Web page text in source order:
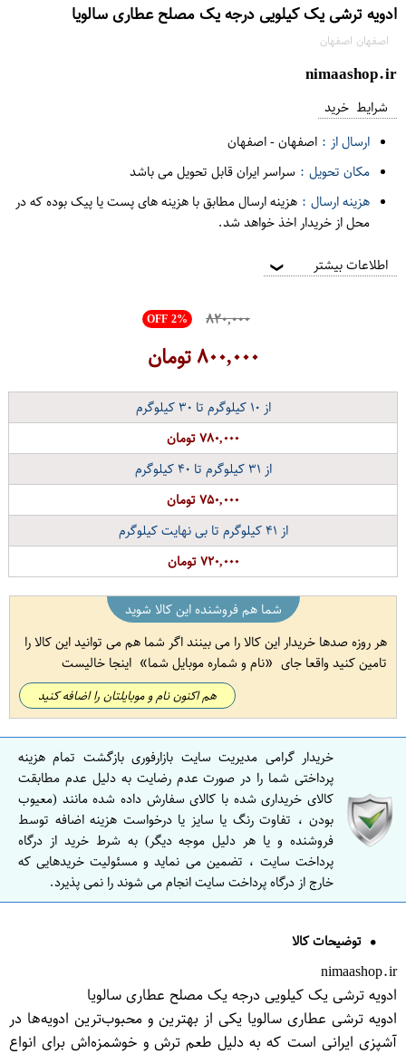
ادویه ترشی یک کیلویی درجه یک مصلح عطاری سالویا
اصفهان اصفهان
nimaashop.ir
شرایط خرید
ارسال از : اصفهان-اصفهان
مکان تحویل : سراسر ایران قابل تحویل می باشد
هزینه ارسال : هزینه ارسال مطابق با هزینه های پست یا پیک بوده که در
محل از خریدار اخذ خواهد شد.
اطلاعات بیشتر ❯
OFF 2% ۸۲۰,۰۰۰
۸۰۰,۰۰۰تومان
از ۱۰ کیلوگرم تا ۳۰ کیلوگرم
۷۸۰,۰۰۰ تومان
از ۳۱ کیلوگرم تا ۴۰ کیلوگرم
۷۵۰,۰۰۰ تومان
از ۴۱ کیلوگرم تا بی نهایت کیلوگرم
۷۲۰,۰۰۰ تومان
شما هم فروشنده این کالا شوید
هر روزه صدها خریدار این کالا را می بینند اگر شما هم می توانید این کالا را
تامین کنید واقعا جای
نام و شماره موبایل شما اینجا خالیست
هم اکنون نام و موبایلتان را اضافه کنید
خریدار گرامی مدیریت سایت بازارفوری بازگشت تمام هزینه
پرداختی شما را در صورت عدم رضایت به دلیل عدم مطابقت
کالای خریداری شده با کالای سفارش داده شده مانند (معیوب
بودن ، تفاوت رنگ یا سایز یا درخواست هزینه اضافه توسط
فروشنده و یا هر دلیل موجه دیگر) به شرط خرید از درگاه
پرداخت سایت ، تضمین می نماید و مسئولیت خریدهایی که
خارج از درگاه پرداخت سایت انجام می شوند را نمی پذیرد.
توضیحات کالا
nimaashop.ir
ادویه ترشی یک کیلویی درجه یک مصلح عطاری سالویا
ادویه ترشی عطاری سالویا یکی از بهترین و محبوب‌ترین ادویه‌ها در
آشپزی ایرانی است که به دلیل طعم ترش و خوشمزه‌اش برای انواع